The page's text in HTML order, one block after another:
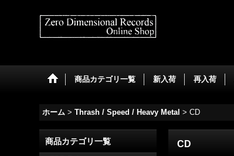
商品カテゴリ一覧 新入荷 再入荷
ホーム > Thrash / Speed / Heavy Metal > CD
商品カテゴリ一覧 CD